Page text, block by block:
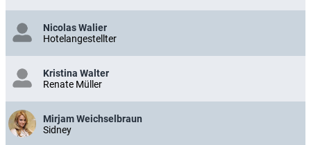
Nicolas Walier
Hotelangestellter
Kristina Walter
Renate Müller
Mirjam Weichselbraun
Sidney